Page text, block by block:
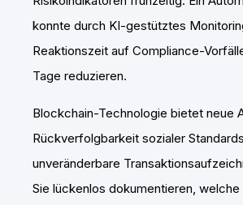
konnte durch KI-gestütztes
Reaktionszeit auf Compliance-
Tage reduzieren.
Blockchain-Technologie bietet neue
Rückverfolgbarkeit sozialer
unveränderbare
Sie lückenlos dokumentieren,